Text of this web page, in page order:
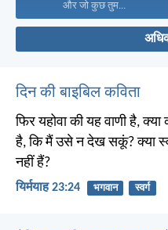
और जो कुछ तुम...
दिन की बाइबिल कविता
फिर यहोवा की यह वाणी है,
है, कि मैं उसे न देख सकूं? क्या
नहीं हैं?
यिर्मयाह 23:24 भगवान स्वर्ग